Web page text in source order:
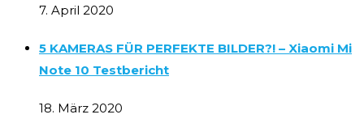
7. April 2020
5 KAMERAS FÜR PERFEKTE BILDER?! – Xiaomi Mi
Note 10 Testbericht
18. März 2020